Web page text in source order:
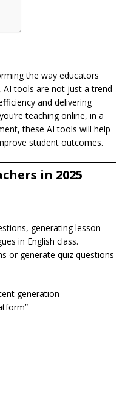
the way educators
AI tools are not just a trend
and delivering
teaching online, in a
these AI tools will help
student outcomes.
in 2025
generating lesson
in English class.
or generate quiz questions
generation